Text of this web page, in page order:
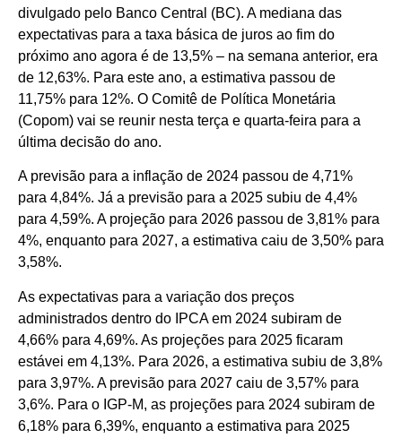
divulgado pelo Banco Central (BC). A mediana das
expectativas para a taxa básica de juros ao fim do
próximo ano agora é de 13,5% – na semana anterior, era
de 12,63%. Para este ano, a estimativa passou de
11,75% para 12%. O Comitê de Política Monetária
(Copom) vai se reunir nesta terça e quarta-feira para a
última decisão do ano.
A previsão para a inflação de 2024 passou de 4,71%
para 4,84%. Já a previsão para a 2025 subiu de 4,4%
para 4,59%. A projeção para 2026 passou de 3,81% para
4%, enquanto para 2027, a estimativa caiu de 3,50% para
3,58%.
As expectativas para a variação dos preços
administrados dentro do IPCA em 2024 subiram de
4,66% para 4,69%. As projeções para 2025 ficaram
estávei em 4,13%. Para 2026, a estimativa subiu de 3,8%
para 3,97%. A previsão para 2027 caiu de 3,57% para
3,6%. Para o IGP-M, as projeções para 2024 subiram de
6,18% para 6,39%, enquanto a estimativa para 2025